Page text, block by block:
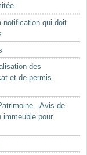
notification qui doit
des
et de permis
- Avis de
immeuble pour